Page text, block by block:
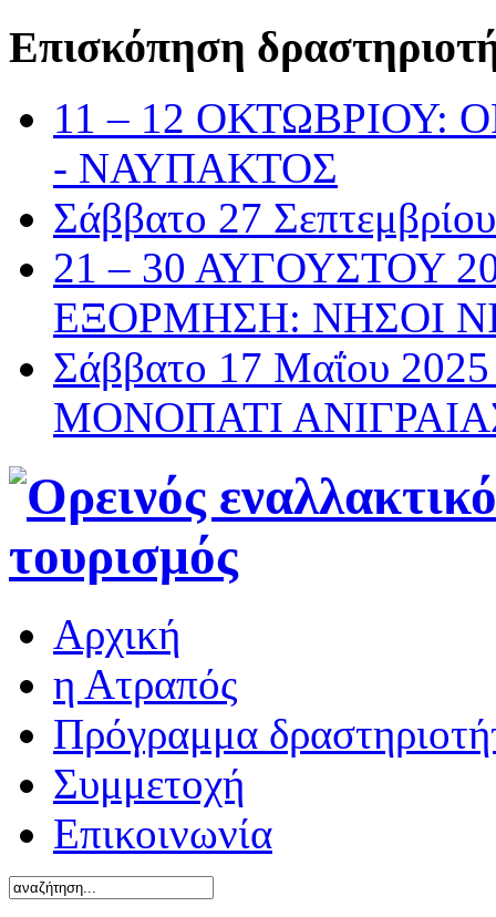
Επισκόπηση
11 – 12 ΟΚΤΩΒΡΙΟΥ:
- ΝΑΥΠΑΚΤΟΣ
Σάββατο 27
21 – 30 ΑΥΓΟΥΣΤΟΥ
ΕΞΟΡΜΗΣΗ: ΝΗΣΟΙ
Σάββατο 17 Μαΐου
ΜΟΝΟΠΑΤΙ
Αρχική
η Ατραπός
Πρόγραμμα
Συμμετοχή
Επικοινωνία